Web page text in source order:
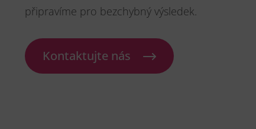
připravíme pro bezchybný výsledek.
Kontaktujte nás